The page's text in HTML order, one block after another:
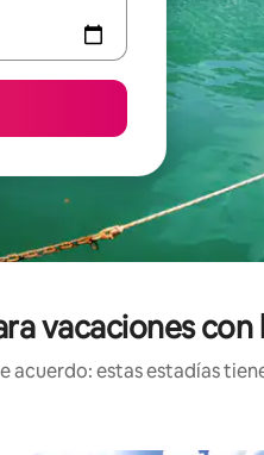
vacaciones
acuerdo: estas estadías